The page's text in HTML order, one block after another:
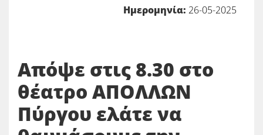
Ημερομηνία: 26-05-2025
Απόψε στις 8.30 στο
θέατρο ΑΠΟΛΛΩΝ
Πύργου ελάτε να